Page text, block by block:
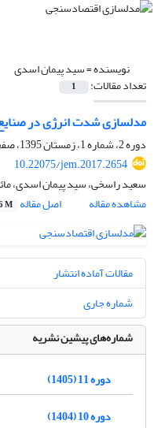
نویسنده =سید پیمان اسدی
تعداد مقالات: 1
مدلسازی شدت انرژی در صنایع
دوره 2، شماره 1، زمستان 1395، صفحه
10.22075/jem.2017.2654
سعید راسخی، سید پیمان اسدی،
مشاهده مقاله
اصل مقاله M
مقالات آماده انتشار
شماره جاری
شماره‌های پیشین نشریه
دوره 11 (1405)
دوره 10 (1404)